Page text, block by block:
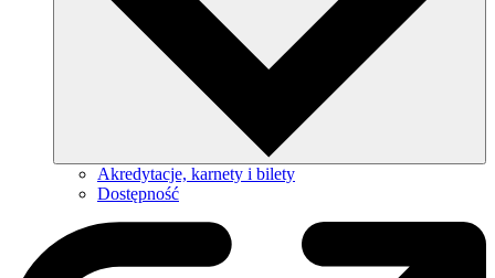
Akredytacje, karnety i bilety
Dostępność